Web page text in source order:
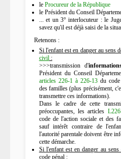
le Procureur de la République
le Président du Conseil
... et un 3° interlocuteur : le
savez qu'il est déjà saisi de la
Retenons :
Si l'enfant est en danger au sens
civil:
>>>transmission d'
Président du Conseil
articles 226-1 à 226-13du code
des familles (plus précisément,
transmettre ces informations).
Dans le cadre de cette
préoccupantes, les articles
code de l'action sociale et des
sauf intérêt contraire de
l'autorité parentale doivent être
cette démarche.
Si l'enfant est en danger au
code pénal :